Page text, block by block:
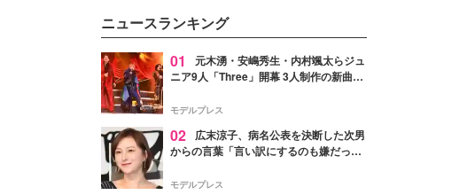
ター・茅野しのぶ。一人ひとりの
個性に寄り添い、魅力を引き出す
衣装作りは、多くの女性たちに勇
気と自信を与え続けている。
ニュースランキング
01
元木湧・安嶋秀生・内村颯太らジュ
ニア9人「Three」開幕 3人制作の新曲＆
進んで夢を掴みたい」【ゲネプロレポ】
モデルプレス
02
広末涼子、病名公表を決断した次男
からの言葉「言い訳にするのも嫌だっ
モデルプレス